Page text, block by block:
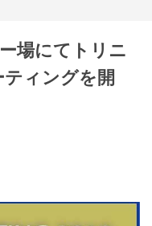
場にてトリニ
ィングを開